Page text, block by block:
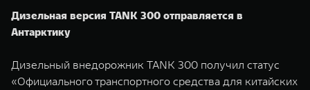
WEY 80
Масштаб возможностей
Дизельная версия TANK 300 отправляется в
Антарктику
Дизельный внедорожник TANK 300 получил статус
«Официального транспортного средства для китайских